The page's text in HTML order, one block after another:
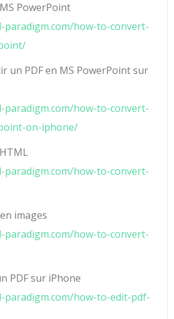
PowerPoint
paradigm.com/how-to-convert-
un PDF en MS PowerPoint sur
paradigm.com/how-to-convert-
on-iphone/
paradigm.com/how-to-convert-
images
paradigm.com/how-to-convert-
PDF sur iPhone
paradigm.com/how-to-edit-pdf-